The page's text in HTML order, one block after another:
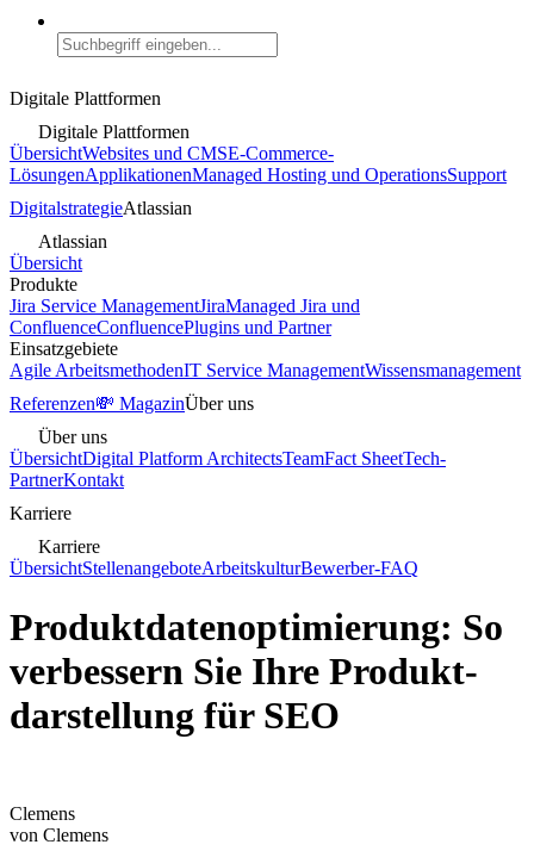
Digitale Plattformen
Digitale Plattformen
ÜbersichtWebsites und CMSE-Commerce-
LösungenApplikationenManaged Hosting und OperationsSupport
DigitalstrategieAtlassian
Atlassian
Übersicht
Produkte
Jira Service ManagementJiraManaged Jira und
ConfluenceConfluencePlugins und Partner
Einsatzgebiete
Agile ArbeitsmethodenIT Service ManagementWissensmanagement
Referenzen💸 MagazinÜber uns
Über uns
ÜbersichtDigital Platform ArchitectsTeamFact SheetTech-
PartnerKontakt
Karriere
Karriere
ÜbersichtStellenangeboteArbeitskulturBewerber-FAQ
Produktdaten­optimierung: So
verbessern Sie Ihre Produkt­
darstellung für SEO
Clemens
von Clemens